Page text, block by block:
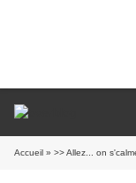
Accueil » >> Allez... on